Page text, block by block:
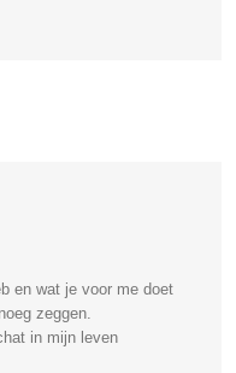
en wat je voor me doet
zeggen.
in mijn leven